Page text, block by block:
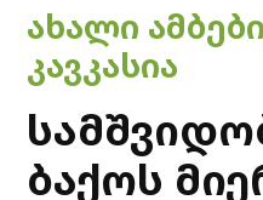
POSTED
IN
ᲐᲮᲐᲚᲘ ᲐᲛᲑᲔᲑᲘ
ᲙᲐᲕᲙᲐᲡᲘᲐ
ბაქოს